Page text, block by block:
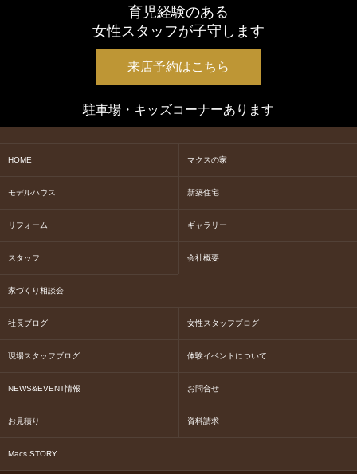
育児経験のある
女性スタッフが子守します
来店予約はこちら
駐車場・キッズコーナーあります
HOME マクスの家
モデルハウス 新築住宅
リフォーム ギャラリー
スタッフ 会社概要
家づくり相談会
社長ブログ 女性スタッフブログ
現場スタッフブログ 体験イベントについて
NEWS&EVENT情報 お問合せ
お見積り 資料請求
Macs STORY